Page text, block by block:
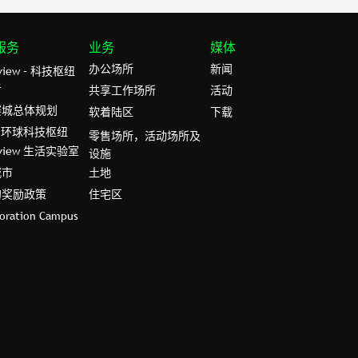
务
– 科技枢纽
总体规划
球科技枢纽
生活实验室
励政策
Campus
业务
办公场所
共享工作场所
软着陆区
零售场所，活动场所及
设施
土地
住宅区
媒体
新闻
活动
下载